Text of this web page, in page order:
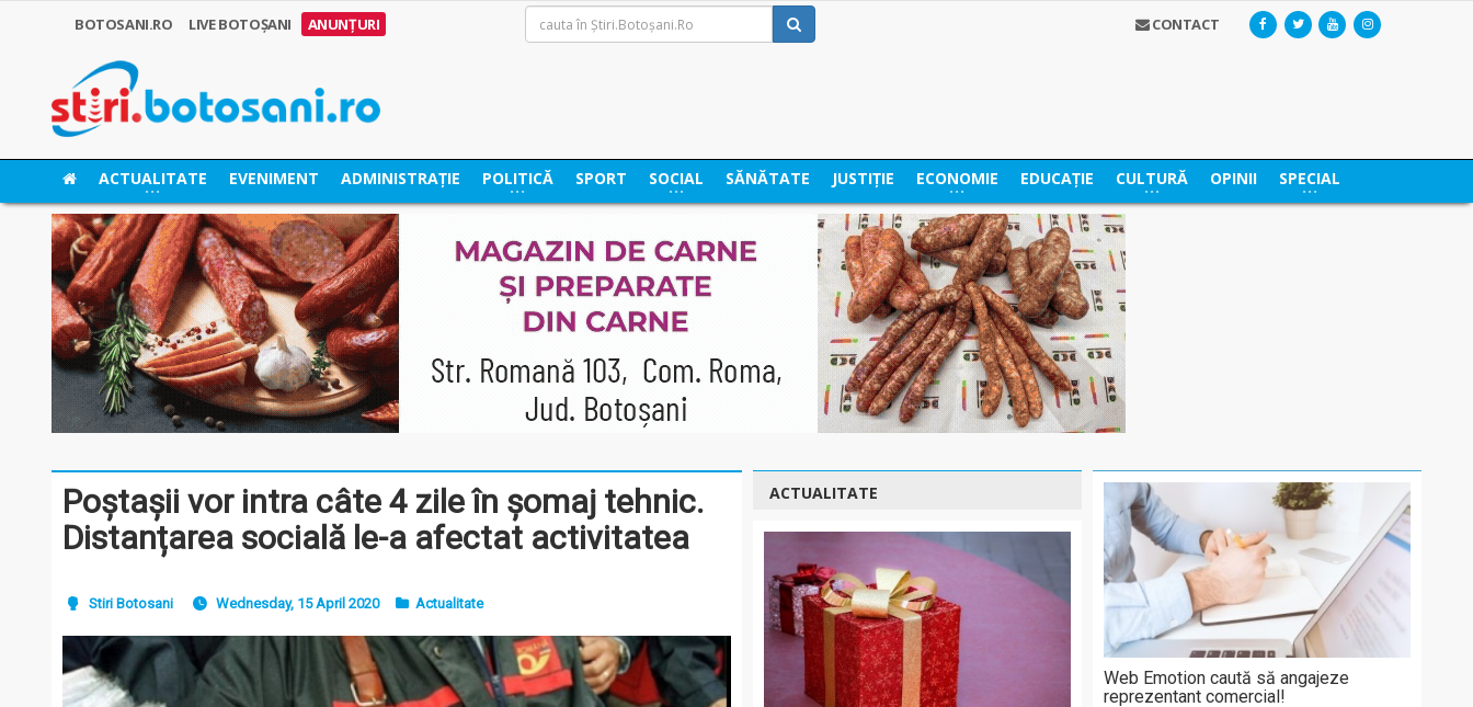
BOTOSANI.RO LIVE BOTOȘANI ANUNȚURI CONTACT
ACTUALITATE EVENIMENT ADMINISTRAȚIE POLITICĂ SPORT SOCIAL SĂNĂTATE JUSTIȚIE ECONOMIE EDUCAȚIE CULTURĂ OPINII SPECIAL
Poștașii vor intra câte 4 zile în şomaj tehnic.
Distanțarea socială le-a afectat activitatea
Stiri Botosani Wednesday, 15 April 2020 Actualitate
ACTUALITATE
Web Emotion caută să angajeze
reprezentant comercial!